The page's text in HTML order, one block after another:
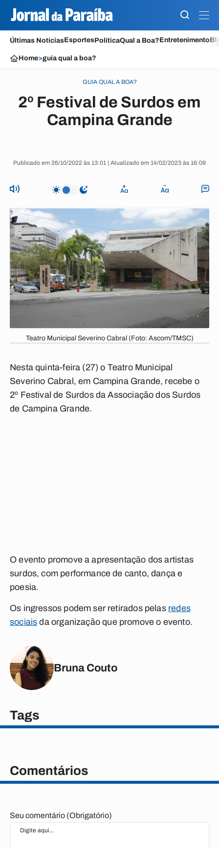
Últimas NotíciasEsportesPolíticaQual a Boa?Entretenimento
Home>guia qual a boa?
GUIA QUAL A BOA?
2º Festival de Surdos em
Campina Grande
Publicado em 26/10/2022 às 13:01 | Atualizado em 14/02/2023 às 16:09
Teatro Municipal Severino Cabral (Foto: Ascom/TMSC)
Nesta quinta-feira (27) o Teatro Municipal
Severino Cabral, em Campina Grande, recebe o
2º Festival de Surdos da Associação dos Surdos
de Campina Grande.
O evento promove a apresentação dos artistas
surdos, com performance de canto, dança e
poesia.
Os ingressos podem ser retirados pelas redes
sociais da organização que promove o evento.
Bruna Couto
Tags
Comentários
Seu comentário (Obrigatório)